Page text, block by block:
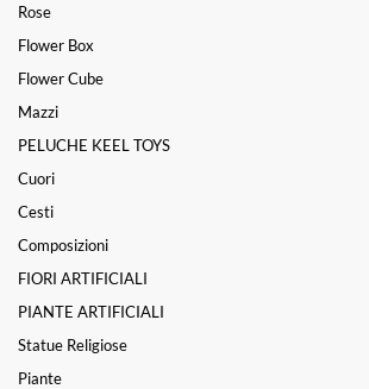
Rose
Flower Box
Flower Cube
Mazzi
PELUCHE KEEL TOYS
Cuori
Cesti
Composizioni
FIORI ARTIFICIALI
PIANTE ARTIFICIALI
Statue Religiose
Piante